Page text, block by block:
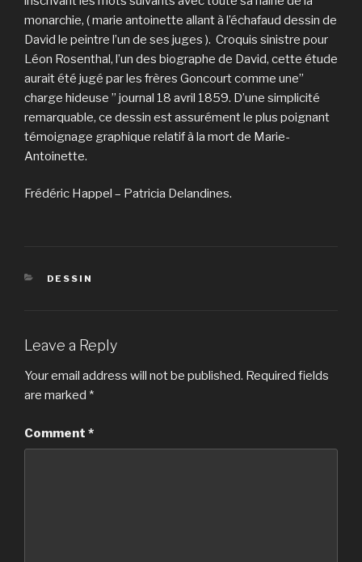
monarchie, ( marie antoinette allant à l’échafaud dessin de
David le peintre l’un de ses juges ). Croquis sinistre pour
Léon Rosenthal, l’un des biographe de David, cette étude
aurait été jugé par les frères Goncourt comme une”
charge hideuse ” journal 18 avril 1859. D’une simplicité
remarquable, ce dessin est assurément le plus poignant
témoignage graphique relatif à la mort de Marie-
Antoinette.
Frédéric Happel – Patricia Delandines.
CATEGORIES
DESSIN
Leave a Reply
Your email address will not be published. Required fields
are marked *
Comment *